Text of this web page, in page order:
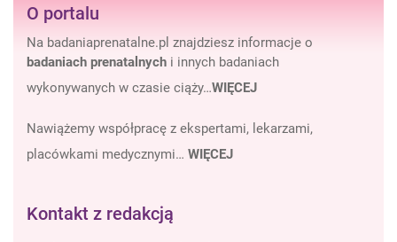
O portalu
Na badaniaprenatalne.pl znajdziesz informacje o
badaniach prenatalnych i innych badaniach
wykonywanych w czasie ciąży…WIĘCEJ
Nawiążemy współpracę z ekspertami, lekarzami,
placówkami medycznymi… WIĘCEJ
Kontakt z redakcją